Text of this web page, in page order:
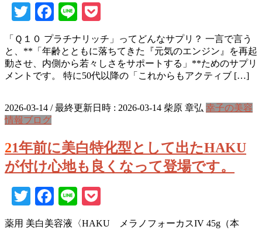
TwitterFacebook
Line
「Ｑ１０ プラチナリッチ」ってどんなサプリ？ 一言で言う
と、**「年齢とともに落ちてきた『元気のエンジン』を再起
動させ、内側から若々しさをサポートする」**ためのサプリ
メントです。 特に50代以降の「これからもアクティブ […]
2026-03-14 / 最終更新日時 : 2026-03-14 柴原 章弘 幸子の美容
情報ブログ
21年前に美白特化型として出たHAKU
が付け心地も良くなって登場です。
TwitterFacebook
Line
薬用 美白美容液〈HAKU メラノフォーカスIV 45g（本